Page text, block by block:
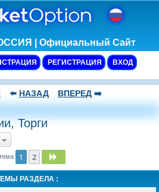
| Официальный Сайт
РЕГИСТРАЦИЯ ВХОД
⬅️ НАЗАД ВПЕРЕД ➡️
Торги
1 2
РАЗДЕЛА :